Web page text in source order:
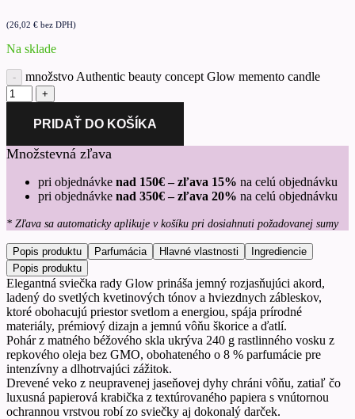
(26,02 € bez DPH)
Na sklade
množstvo Authentic beauty concept Glow memento candle
PRIDAŤ DO KOŠÍKA
Množstevná zľava
pri objednávke nad 150€ – zľava 15% na celú objednávku
pri objednávke nad 350€ – zľava 20% na celú objednávku
* Zľava sa automaticky aplikuje v košíku pri dosiahnuti požadovanej sumy
Popis produktu Parfumácia Hlavné vlastnosti
Ingrediencie
Popis produktu
Elegantná sviečka rady Glow prináša jemný rozjasňujúci akord,
ladený do svetlých kvetinových tónov a hviezdnych zábleskov,
ktoré obohacujú priestor svetlom a energiou, spája prírodné
materiály, prémiový dizajn a jemnú vôňu škorice a ďatlí.
Pohár z matného béžového skla ukrýva 240 g rastlinného vosku z
repkového oleja bez GMO, obohateného o 8 % parfumácie pre
intenzívny a dlhotrvajúci zážitok.
Drevené veko z neupravenej jaseňovej dyhy chráni vôňu, zatiaľ čo
luxusná papierová krabička z textúrovaného papiera s vnútornou
ochrannou vrstvou robí zo sviečky aj dokonalý darček.